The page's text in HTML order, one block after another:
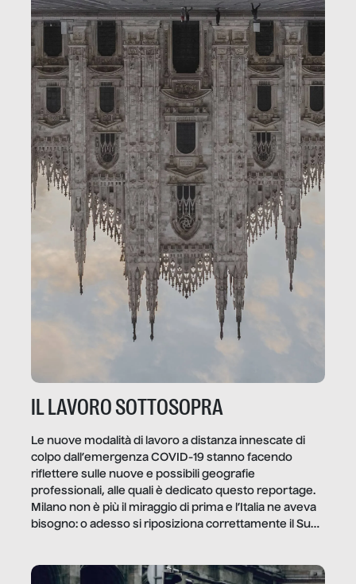
IL LAVORO SOTTOSOPRA
Le nuove modalità di lavoro a distanza innescate di
colpo dall’emergenza COVID-19 stanno facendo
riflettere sulle nuove e possibili geografie
professionali, alle quali è dedicato questo reportage.
Milano non è più il miraggio di prima e l’Italia ne aveva
bisogno: o adesso si riposiziona correttamente il Sud